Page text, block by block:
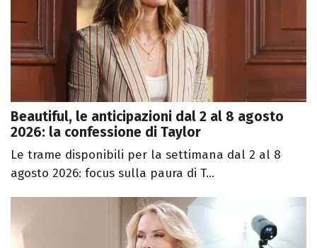
Beautiful, le anticipazioni dal 2 al 8 agosto
2026: la confessione di Taylor
Le trame disponibili per la settimana dal 2 al 8
agosto 2026: focus sulla paura di T...